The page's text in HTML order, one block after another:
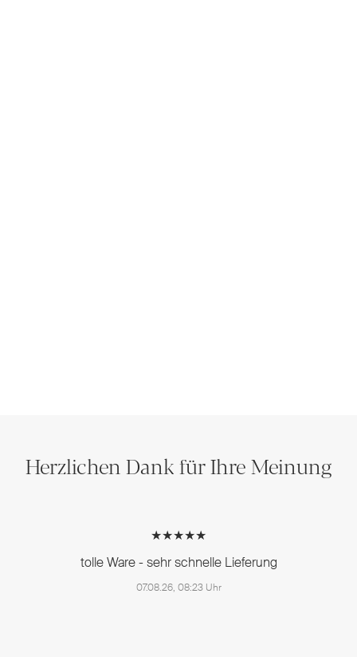
Herzlichen Dank für Ihre Meinung
★★★★★
tolle Ware - sehr schnelle Lieferung
07.08.26, 08:23 Uhr